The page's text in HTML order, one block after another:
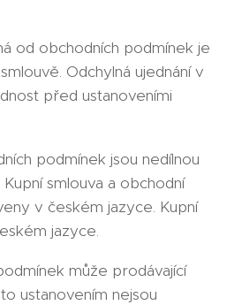
od obchodních podmínek je
Odchylná ujednání v
před ustanoveními
podmínek jsou nedílnou
smlouva a obchodní
v českém jazyce. Kupní
jazyce.
může prodávající
ustanovením nejsou